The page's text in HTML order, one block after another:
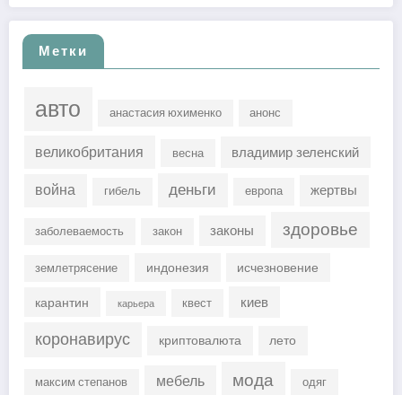
Метки
авто анастасия юхименко анонс
великобритания весна владимир зеленский
война гибель деньги европа жертвы
заболеваемость закон законы здоровье
землетрясение индонезия
исчезновение
карантин
карьера квест киев
коронавирус криптовалюта лето
максим степанов мебель мода одяг